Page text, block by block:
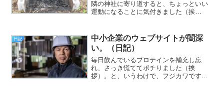
隣の神社に寄り道すると、ちょっといい
運動になることに気付きました（挨
ーを買って、しばらく使いました。しか
し、それが尽きる頃だというの...
日記
中小企業のウェブサイトが闇深
い。（日記）
毎日飲んでいるプロテインを補充し忘
れ、さっき慌ててポチりました（挨
拶）。と、いうわけで、フジカワです。